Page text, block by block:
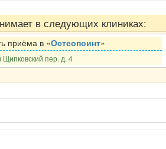
в следующих клиниках:
приёма в «Остеопоинт»
Щипковский пер. д. 4